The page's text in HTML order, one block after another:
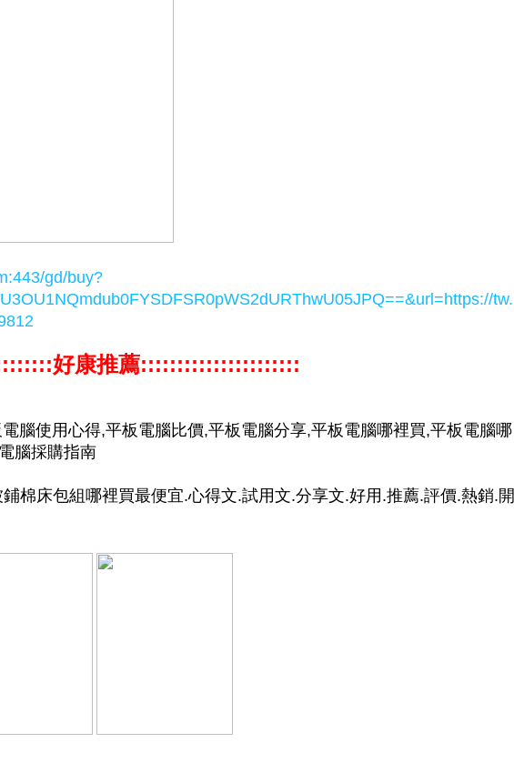
gd/buy?
tw.
好康推薦::::::::::::::::::::::
腦使用心得,平板電腦比價,平板電腦分享,平板電腦哪裡買,平板電腦哪
腦採購指南
棉床包組哪裡買最便宜.心得文.試用文.分享文.好用.推薦.評價.熱銷.開